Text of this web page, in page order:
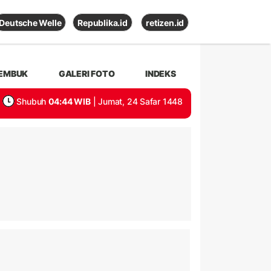
Deutsche Welle Republika.id retizen.id
GALERI FOTO INDEKS
Shubuh 04:44 WIB | Jumat, 24 Safar 1448